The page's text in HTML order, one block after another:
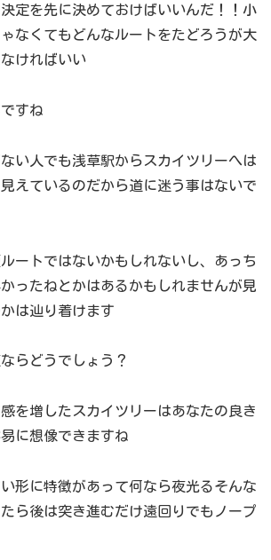
定を先に決めておけばいいんだ！！小
なくてもどんなルートをたどろうが大
ければいい
すね
い人でも浅草駅からスカイツリーへは
えているのだから道に迷う事はないで
ートではないかもしれないし、あっち
ったねとかはあるかもしれませんが見
は辿り着けます
らどうでしょう？
を増したスカイツリーはあなたの良き
に想像できますね
形に特徴があって何なら夜光るそんな
ら後は突き進むだけ遠回りでもノープ